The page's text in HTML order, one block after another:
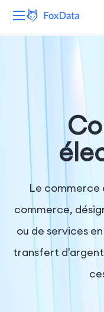
Ressources
Le commerce
commerce,
ou de services
transfert